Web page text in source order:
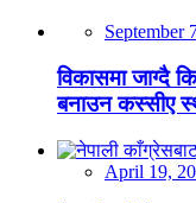
September
विकासमा जाग्दै
बनाउन कस्सीए
April 19,